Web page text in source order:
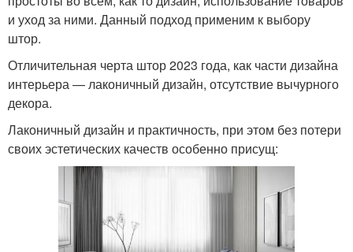
и уход за ними. Данный подход применим к выбору
штор.
Отличительная черта штор 2023 года, как части дизайна
интерьера — лаконичный дизайн, отсутствие вычурного
декора.
Лаконичный дизайн и практичность, при этом без потери
своих эстетических качеств особенно присущ: